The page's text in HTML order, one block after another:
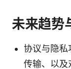
未来趋势
协议与隐私
传输、以及